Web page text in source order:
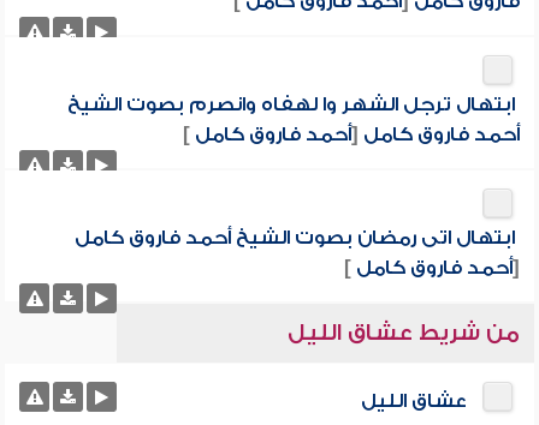
ابتهال ترجل الشهر وا لهفاه وانصرم بصوت الشيخ
أحمد فاروق كامل [أحمد فاروق كامل]
ابتهال اتى رمضان بصوت الشيخ أحمد فاروق كامل
[أحمد فاروق كامل]
من شريط عشاق الليل
عشاق الليل